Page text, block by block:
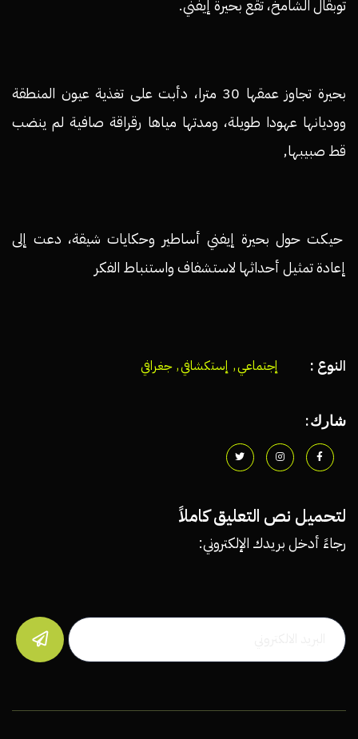
توبقال الشامخ، تقع بحيرة إيفني.
بحيرة تجاوز عمقها 30 مترا، دأبت على تغذية عيون المنطقة
ووديانها عهودا طويلة، ومدتها مياها رقراقة صافية لم ينضب
قط صبيبها٫
حيكت حول بحيرة إيفني أساطير وحكايات شيقة، دعت إلى
إعادة تمثيل أحداثها لاستشفاف واستنباط الفكر
النوع : إجتماعي, إستكشافي, جغرافي
شارك:
لتحميل نص التعليق كاملاً
رجاءً أدخل بريدك الإلكتروني:
